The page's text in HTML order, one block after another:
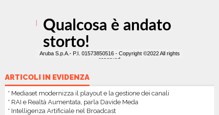
ARTICOLI IN EVIDENZA
* Mediaset modernizza il playout e la gestione dei canali
* RAI e Realtà Aumentata, parla Davide Meda
* Intelligenza Artificiale nel Broadcast